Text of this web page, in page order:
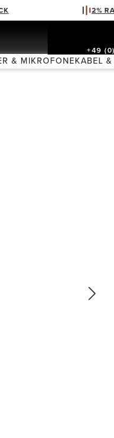
2%
+49
& MIKROFONEKABEL